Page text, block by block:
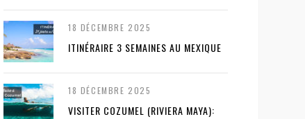
18 DÉCEMBRE 2025
ITINÉRAIRE 3 SEMAINES AU MEXIQUE
18 DÉCEMBRE 2025
VISITER COZUMEL (RIVIERA MAYA):